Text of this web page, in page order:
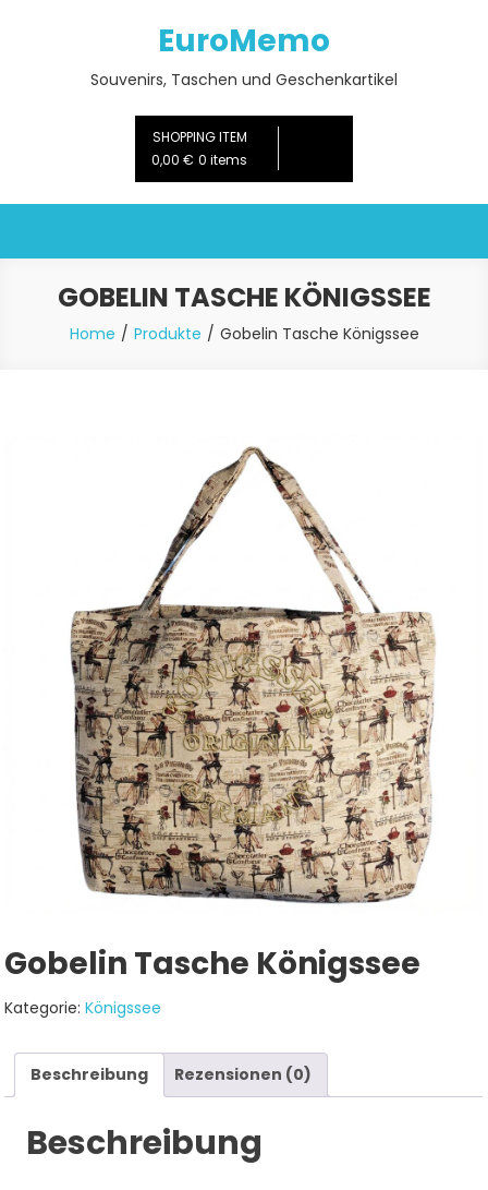
EuroMemo
Souvenirs, Taschen und Geschenkartikel
SHOPPING ITEM
0,00 € 0 items
GOBELIN TASCHE KÖNIGSSEE
Home Produkte Gobelin Tasche Königssee
Gobelin Tasche Königssee
Kategorie:Königssee
Beschreibung Rezensionen (0)
Beschreibung